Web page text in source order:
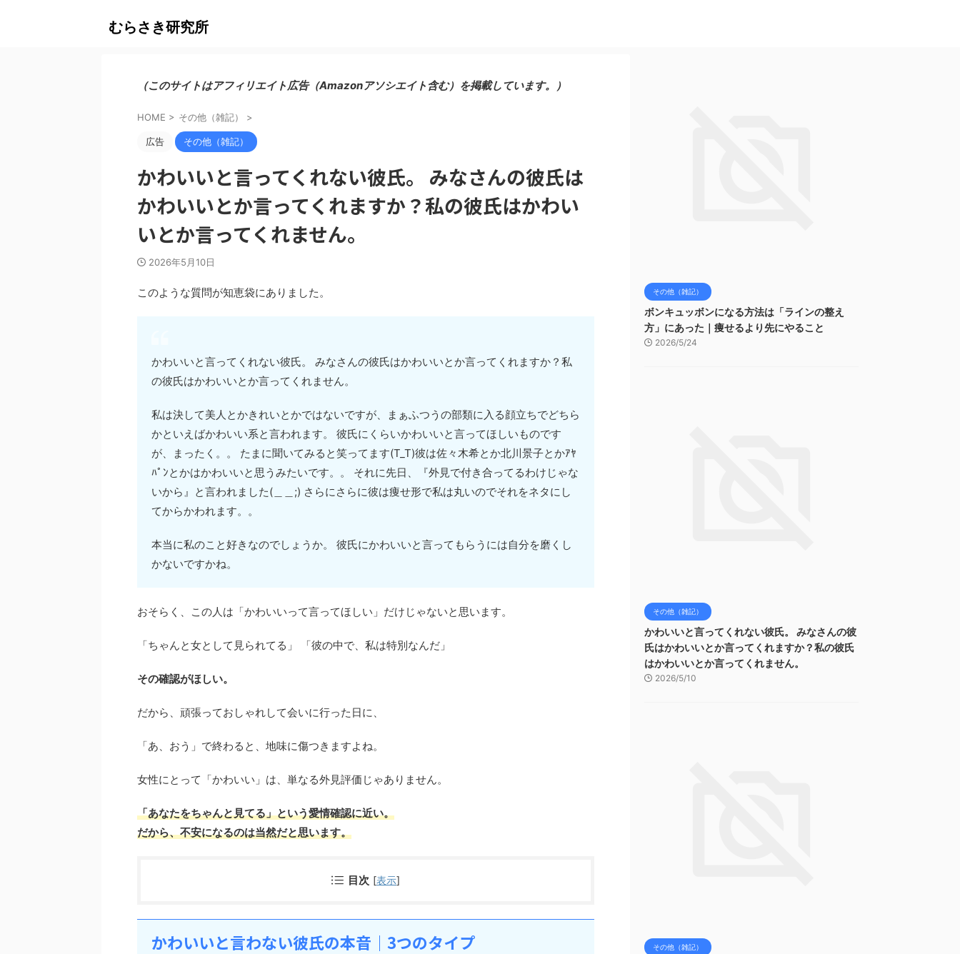
むらさき研究所
（このサイトはアフィリエイト広告（Amazonアソシエイト含む）を掲載しています。）
HOME > その他（雑記） >
広告 その他（雑記）
かわいいと言ってくれない彼氏。 みなさんの彼氏は
かわいいとか言ってくれますか？私の彼氏はかわい
いとか言ってくれません。
2026年5月10日
このような質問が知恵袋にありました。
かわいいと言ってくれない彼氏。 みなさんの彼氏はかわいいとか言ってくれますか？私
の彼氏はかわいいとか言ってくれません。
私は決して美人とかきれいとかではないですが、まぁふつうの部類に入る顔立ちでどちら
かといえばかわいい系と言われます。 彼氏にくらいかわいいと言ってほしいものです
が、まったく。。 たまに聞いてみると笑ってます(T_T)彼は佐々木希とか北川景子とかｱﾔ
ﾊﾟﾝとかはかわいいと思うみたいです。。 それに先日、『外見で付き合ってるわけじゃな
いから』と言われました(＿＿;) さらにさらに彼は痩せ形で私は丸いのでそれをネタにし
てからかわれます。。
本当に私のこと好きなのでしょうか。 彼氏にかわいいと言ってもらうには自分を磨くし
かないですかね。
おそらく、この人は「かわいいって言ってほしい」だけじゃないと思います。
「ちゃんと女として見られてる」 「彼の中で、私は特別なんだ」
その確認がほしい。
だから、頑張っておしゃれして会いに行った日に、
「あ、おう」で終わると、地味に傷つきますよね。
女性にとって「かわいい」は、単なる外見評価じゃありません。
「あなたをちゃんと見てる」という愛情確認に近い。
だから、不安になるのは当然だと思います。
目次 [表示]
かわいいと言わない彼氏の本音｜3つのタイプ
その他（雑記）
ボンキュッボンになる方法は「ラインの整え
方」にあった｜痩せるより先にやること
2026/5/24
その他（雑記）
かわいいと言ってくれない彼氏。 みなさんの彼
氏はかわいいとか言ってくれますか？私の彼氏
はかわいいとか言ってくれません。
2026/5/10
その他（雑記）